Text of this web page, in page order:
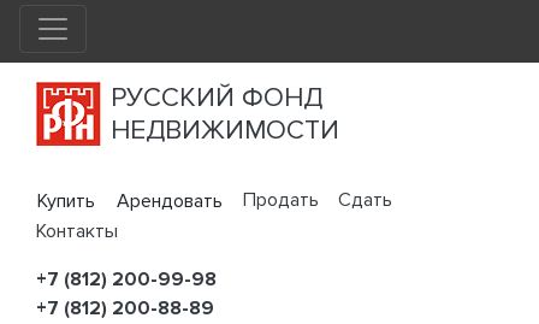
РУССКИЙ ФОНД
НЕДВИЖИМОСТИ
Купить Арендовать Продать
Сдать
Контакты
+7 (812) 200-99-98
+7 (812) 200-88-89